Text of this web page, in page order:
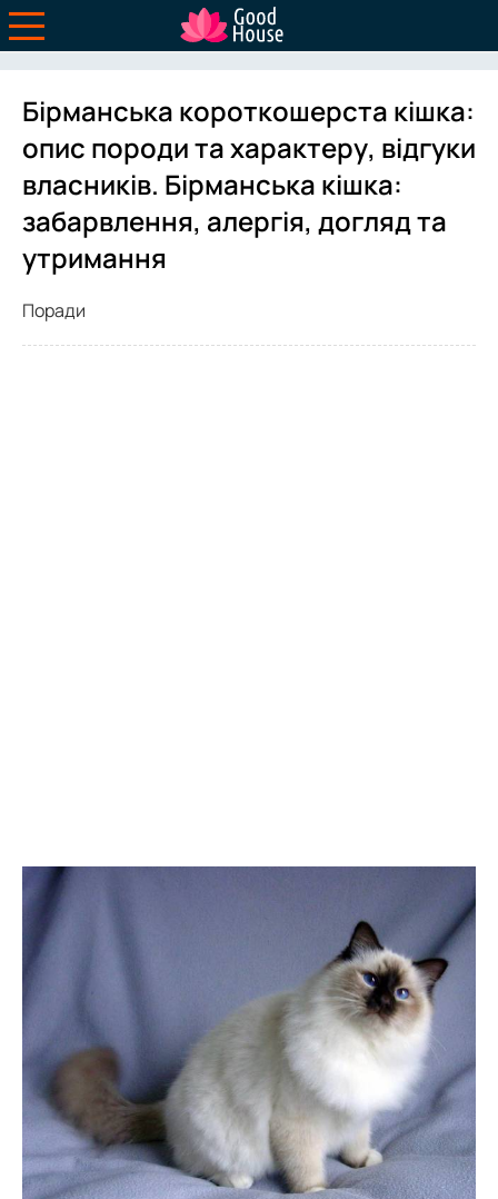
Бірманська короткошерста кішка:
опис породи та характеру, відгуки
власників. Бірманська кішка:
забарвлення, алергія, догляд та
утримання
Поради